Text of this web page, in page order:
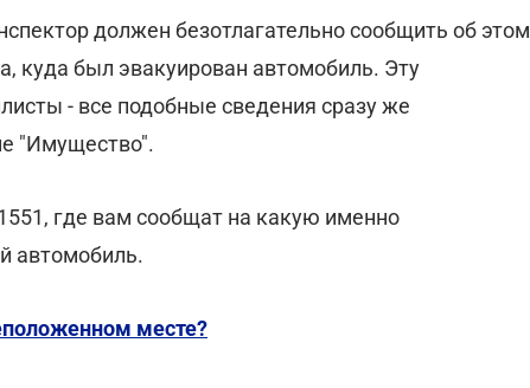
должен безотлагательно сообщить об этом
куда был эвакуирован автомобиль. Эту
- все подобные сведения сразу же
"Имущество".
где вам сообщат на какую именно
автомобиль.
месте?